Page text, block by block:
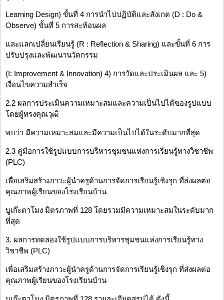
Learning Design) ขั้นที่ 4 การนำไปปฏิบัติและสังเกต (D : Do &
Observe) ขั้นที่ 5 การสะท้อนผล
และแลกเปลี่ยนเรียนรู้ (R : Reflection & Sharing) และขั้นที่ 6 การ
ปรับปรุงและพัฒนานวัตกรรม
(I: Improvement & Innovation) 4) การวัดและประเมินผล และ 5)
เงื่อนไขความสำเร็จ
2.2 ผลการประเมินความเหมาะสมและความเป็นไปได้ของรูปแบบ
โดยผู้ทรงคุณวุฒิ
พบว่า มีความเหมาะสมและมีความเป็นไปได้ในระดับมากที่สุด
2.3 คู่มือการใช้รูปแบบการบริหารชุมชนแห่งการเรียนรู้ทางวิชาชีพ
(PLC)
เพื่อเสริมสร้างภาวะผู้นำครูด้านการจัดการเรียนรู้เชิงรุก ที่ส่งผลต่อ
คุณภาพผู้เรียนของโรงเรียนบ้าน
บูเก๊ะตาโมง มิตรภาพที่ 128 โดยรวมมีความเหมาะสมในระดับมาก
ที่สุด
3. ผลการทดลองใช้รูปแบบการบริหารชุมชนแห่งการเรียนรู้ทาง
วิชาชีพ (PLC)
เพื่อเสริมสร้างภาวะผู้นำครูด้านการจัดการเรียนรู้เชิงรุก ที่ส่งผลต่อ
คุณภาพผู้เรียนของโรงเรียนบ้าน